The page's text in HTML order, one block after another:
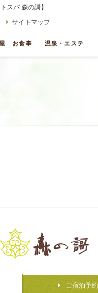
スパ 森の謌】
サイトマップ
お食事 温泉・エステ
ご宿泊予約